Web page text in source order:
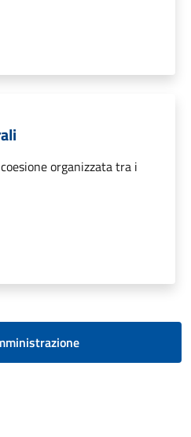
organizzata tra i